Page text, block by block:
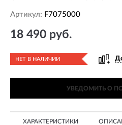
Артикул: F7075000
18 490 руб.
НЕТ В НАЛИЧИИ
УВЕДОМИТЬ О
ХАРАКТЕРИСТИКИ